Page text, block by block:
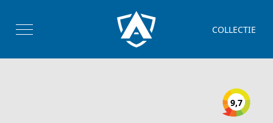
COLLECTIE
9,7